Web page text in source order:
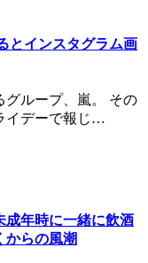
とインスタグラム画
グループ、嵐。 その
イデーで報じ…
成年時に一緒に飲酒
からの風潮